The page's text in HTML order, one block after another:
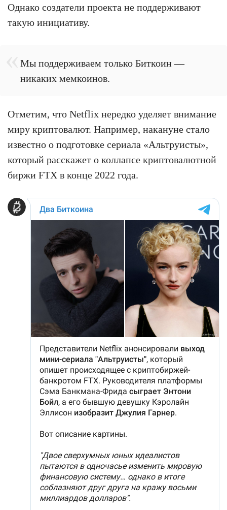
Однако создатели проекта не поддерживают
такую инициативу.
Мы поддерживаем только Биткоин —
никаких мемкоинов.
Отметим, что Netflix нередко уделяет внимание
миру криптовалют. Например, накануне стало
известно о подготовке сериала «Альтруисты»,
который расскажет о коллапсе криптовалютной
биржи FTX в конце 2022 года.